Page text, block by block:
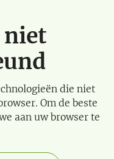
niet
die niet
Om de beste
aan uw browser te